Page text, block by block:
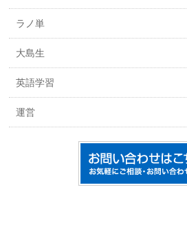
ラノ単
大島生
英語学習
運営